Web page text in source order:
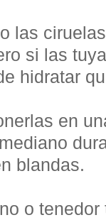
las
si las
hidratar
en
blandas.
o